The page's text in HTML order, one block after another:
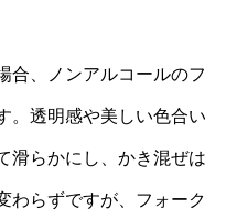
合、ノンアルコールのフ
。透明感や美しい色合い
滑らかにし、かき混ぜは
わらずですが、フォーク